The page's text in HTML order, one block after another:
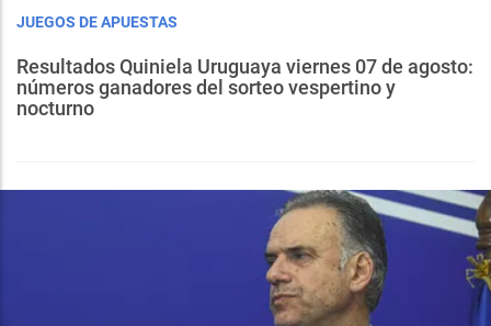
JUEGOS DE APUESTAS
Resultados Quiniela Uruguaya viernes 07 de agosto:
números ganadores del sorteo vespertino y
nocturno